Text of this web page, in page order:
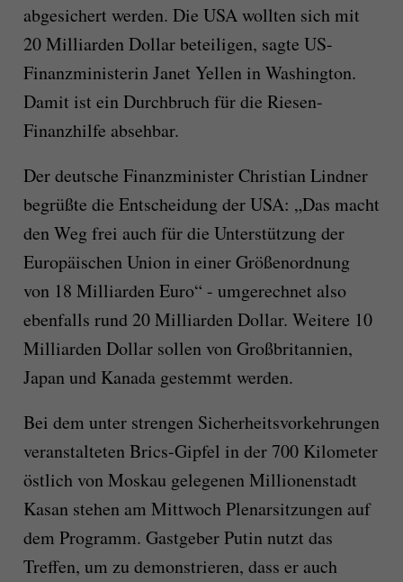
abgesichert werden. Die USA wollten sich mit
20 Milliarden Dollar beteiligen, sagte US-
Finanzministerin Janet Yellen in Washington.
Damit ist ein Durchbruch für die Riesen-
Finanzhilfe absehbar.
Der deutsche Finanzminister Christian Lindner
begrüßte die Entscheidung der USA: „Das macht
den Weg frei auch für die Unterstützung der
Europäischen Union in einer Größenordnung
von 18 Milliarden Euro“ - umgerechnet also
ebenfalls rund 20 Milliarden Dollar. Weitere 10
Milliarden Dollar sollen von Großbritannien,
Japan und Kanada gestemmt werden.
Bei dem unter strengen Sicherheitsvorkehrungen
veranstalteten Brics-Gipfel in der 700 Kilometer
östlich von Moskau gelegenen Millionenstadt
Kasan stehen am Mittwoch Plenarsitzungen auf
dem Programm. Gastgeber Putin nutzt das
Treffen, um zu demonstrieren, dass er auch